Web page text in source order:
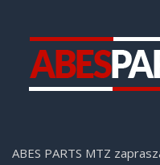
ABES PARTS MTZ